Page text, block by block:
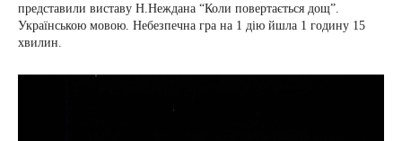
представили виставу Н.Неждана “Коли повертається дощ”.
Українською мовою. Небезпечна гра на 1 дію йшла 1 годину 15
хвилин.